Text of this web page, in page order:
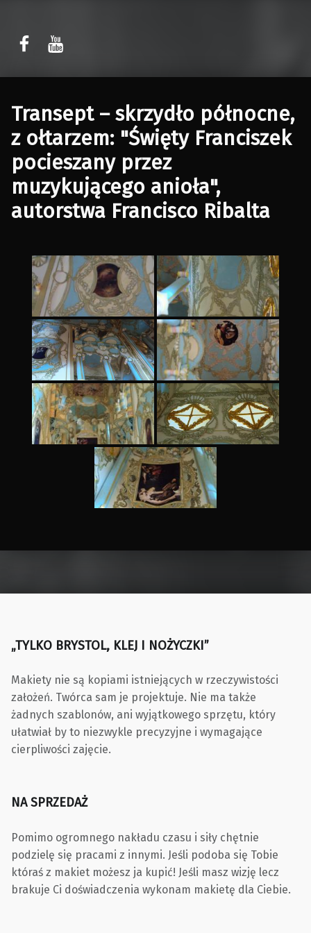
W Rytmie Światła – miasto wyobrażone
Transept – skrzydło północne,
z ołtarzem: "Święty Franciszek
pocieszany przez
muzykującego anioła",
autorstwa Francisco Ribalta
„TYLKO BRYSTOL, KLEJ I NOŻYCZKI”
Makiety nie są kopiami istniejących w rzeczywistości
założeń. Twórca sam je projektuje. Nie ma także
żadnych szablonów, ani wyjątkowego sprzętu, który
ułatwiał by to niezwykle precyzyjne i wymagające
cierpliwości zajęcie.
NA SPRZEDAŻ
Pomimo ogromnego nakładu czasu i siły chętnie
podzielę się pracami z innymi. Jeśli podoba się Tobie
któraś z makiet możesz ja kupić! Jeśli masz wizję lecz
brakuje Ci doświadczenia wykonam makietę dla Ciebie.